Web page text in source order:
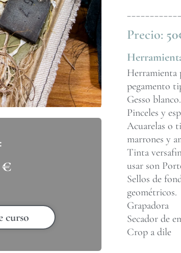
€
curso
Precio:
Herramienta
pegamento
Gesso blanco.
Pinceles y
Acuarelas o
marrones y
Tinta
usar son
Sellos de
geométricos.
Grapadora
Secador de
Crop a dile